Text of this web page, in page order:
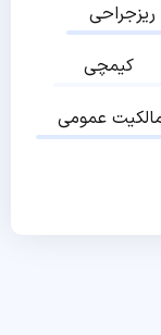
ریزجراحی
کیمچی
عمومی